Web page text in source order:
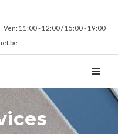
11:00 - 12:00 / 15:00 - 19:00